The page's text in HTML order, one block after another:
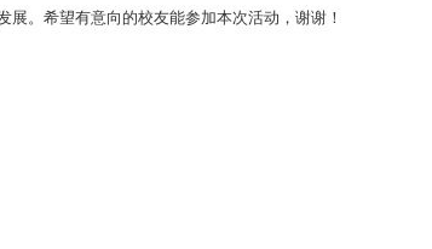
。希望有意向的校友能参加本次活动，谢谢！